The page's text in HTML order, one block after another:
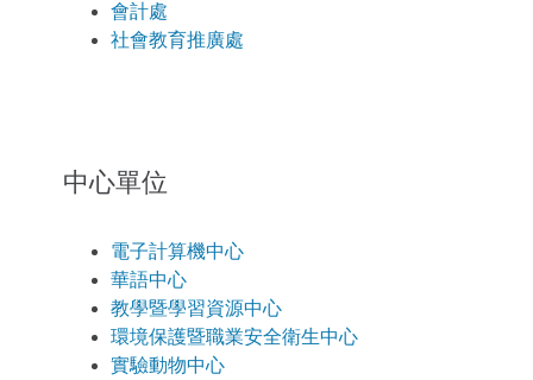
會計處
社會教育推廣處
中心單位
電子計算機中心
華語中心
教學暨學習資源中心
環境保護暨職業安全衛生中心
實驗動物中心